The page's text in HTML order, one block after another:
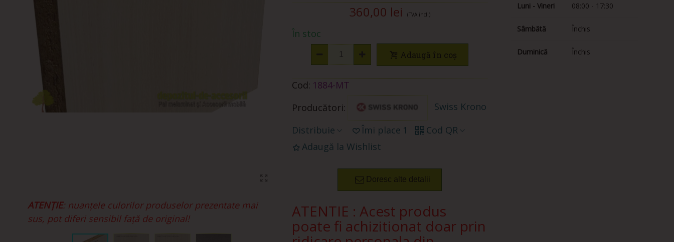
ATENȚIE: nuanțele culorilor produselor prezentate mai
sus, pot diferi sensibil față de original!
360,00 lei (TVA incl.)
În stoc
Adaugă în coș
Cod: 1884-MT
Producători:
Swiss Krono
Distribuie
Îmi place 1
Cod QR
Adaugă la Wishlist
Doresc alte detalii
ATENTIE : Acest produs
poate fi achizitionat doar prin
Luni - Vineri
08:00 - 17:30
Sâmbătă Închis
Duminică Închis